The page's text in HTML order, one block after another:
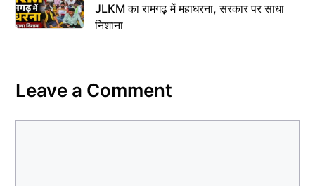
JLKM का रामगढ़ में महाधरना, सरकार पर साधा
निशाना
Leave a Comment